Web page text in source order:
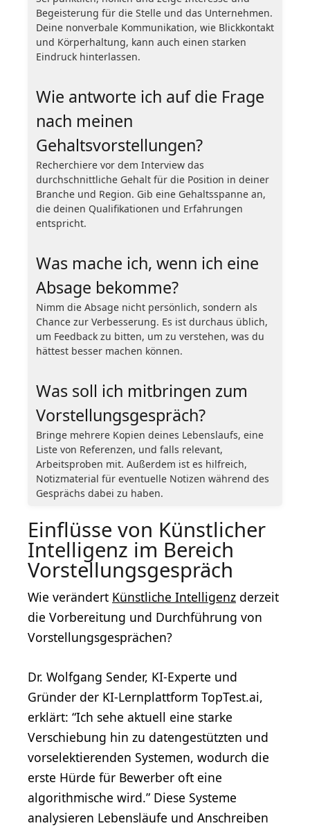
Begeisterung für die Stelle und das Unternehmen.
Deine nonverbale Kommunikation, wie Blickkontakt
und Körperhaltung, kann auch einen starken
Eindruck hinterlassen.
Wie antworte ich auf die Frage
nach meinen
Gehaltsvorstellungen?
Recherchiere vor dem Interview das
durchschnittliche Gehalt für die Position in deiner
Branche und Region. Gib eine Gehaltsspanne an,
die deinen Qualifikationen und Erfahrungen
entspricht.
Was mache ich, wenn ich eine
Absage bekomme?
Nimm die Absage nicht persönlich, sondern als
Chance zur Verbesserung. Es ist durchaus üblich,
um Feedback zu bitten, um zu verstehen, was du
hättest besser machen können.
Was soll ich mitbringen zum
Vorstellungsgespräch?
Bringe mehrere Kopien deines Lebenslaufs, eine
Liste von Referenzen, und falls relevant,
Arbeitsproben mit. Außerdem ist es hilfreich,
Notizmaterial für eventuelle Notizen während des
Gesprächs dabei zu haben.
Einflüsse von Künstlicher
Intelligenz im Bereich
Vorstellungsgespräch
Wie verändert Künstliche Intelligenz derzeit
die Vorbereitung und Durchführung von
Vorstellungsgesprächen?
Dr. Wolfgang Sender, KI-Experte und
Gründer der KI-Lernplattform TopTest.ai,
erklärt: “Ich sehe aktuell eine starke
Verschiebung hin zu datengestützten und
vorselektierenden Systemen, wodurch die
erste Hürde für Bewerber oft eine
algorithmische wird.” Diese Systeme
analysieren Lebensläufe und Anschreiben